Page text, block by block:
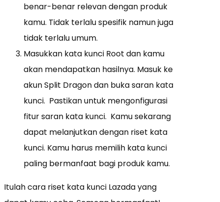
benar-benar relevan dengan produk
kamu. Tidak terlalu spesifik namun juga
tidak terlalu umum.
Masukkan kata kunci Root dan kamu
akan mendapatkan hasilnya. Masuk ke
akun Split Dragon dan buka saran kata
kunci. Pastikan untuk mengonfigurasi
fitur saran kata kunci. Kamu sekarang
dapat melanjutkan dengan riset kata
kunci. Kamu harus memilih kata kunci
paling bermanfaat bagi produk kamu.
Itulah cara riset kata kunci Lazada yang